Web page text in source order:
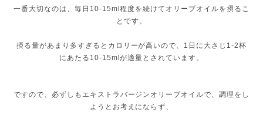
一番大切なのは、毎日10-15ml程度を続けてオリーブオイルを摂るこ
とです。
摂る量があまり多すぎるとカロリーが高いので、1日に大さじ1-2杯
にあたる10-15mlが適量とされています。
ですので、必ずしもエキストラバージンオリーブオイルで、調理をし
ようとお考えにならず、